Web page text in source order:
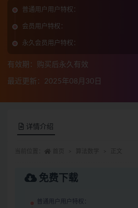
普通用户用户特权：
会员用户特权：
永久会员用户特权：
有效期：购买后永久有效
最近更新：2025年08月30日
详情介绍
免费下载
普通用户用户特权：